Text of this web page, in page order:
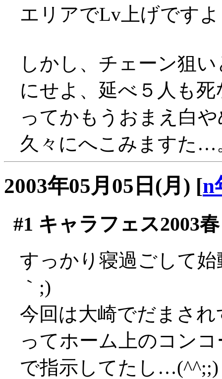
エリアでLv上げです
しかし、チェーン狙
にせよ、延べ５人も
ってかもうおまえ白
久々にへこみますた…
2003年05月05日(月) [n
#1 キャラフェス2003春
すっかり寝過ごして
｀;)
今回は大崎でだまさ
ってホーム上のコン
で指示してたし…(^^;;)